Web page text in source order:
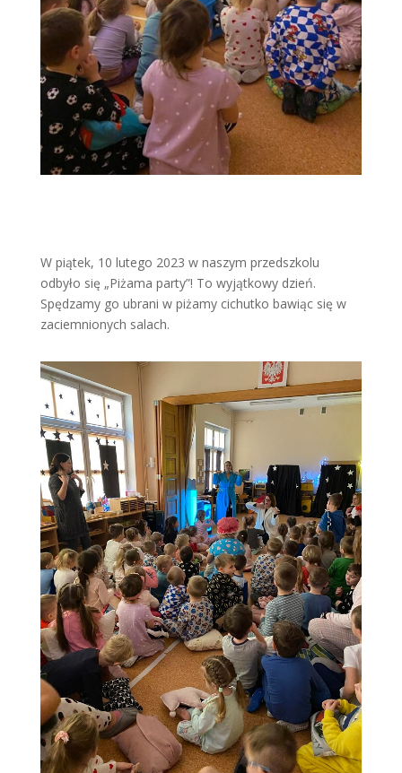
W piątek, 10 lutego 2023 w naszym przedszkolu
odbyło się „Piżama party”! To wyjątkowy dzień.
Spędzamy go ubrani w piżamy cichutko bawiąc się w
zaciemnionych salach.